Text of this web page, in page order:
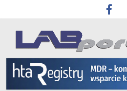
to
content
Labportal
Laboratoria